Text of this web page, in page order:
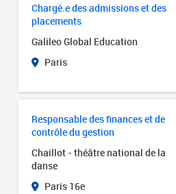
Chargé.e des admissions et des
placements
Galileo Global Education
Paris
Responsable des finances et de
contrôle du gestion
Chaillot - théâtre national de la
danse
Paris 16e